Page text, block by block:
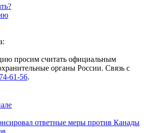
просим считать официальным
органы России. Связь с
61-56.